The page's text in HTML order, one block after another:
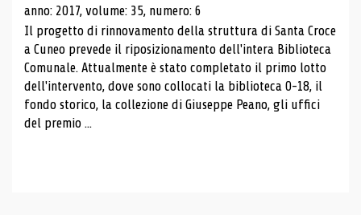
anno: 2017, volume: 35, numero: 6
Il progetto di rinnovamento della struttura di Santa Croce
a Cuneo prevede il riposizionamento dell'intera Biblioteca
Comunale. Attualmente è stato completato il primo lotto
dell'intervento, dove sono collocati la biblioteca 0-18, il
fondo storico, la collezione di Giuseppe Peano, gli uffici
del premio ...